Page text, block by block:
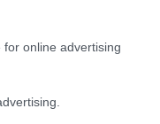
online advertising
ακρίβεια